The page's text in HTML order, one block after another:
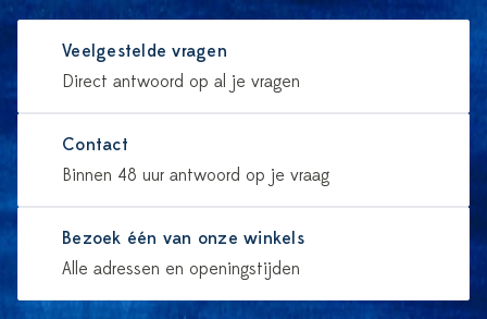
Veelgestelde vragen
Direct antwoord op al je vragen
Contact
Binnen 48 uur antwoord op je vraag
Bezoek één van onze winkels
Alle adressen en openingstijden